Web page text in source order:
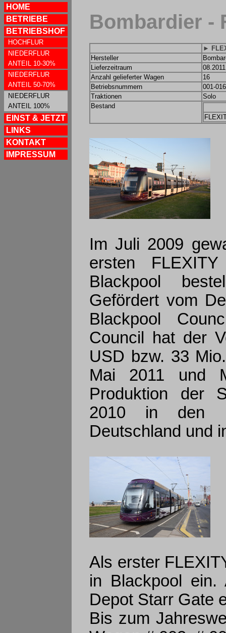
HOME
BETRIEBE
BETRIEBSHOF
HOCHFLUR
NIEDERFLUR
ANTEIL 10-30%
NIEDERFLUR
ANTEIL 50-70%
NIEDERFLUR
ANTEIL 100%
EINST & JETZT
LINKS
KONTAKT
IMPRESSUM
Bombardier -
►
Hersteller
Lieferzeitraum
Anzahl gelieferter Wagen
16
Betriebsnummern
001-016
Traktionen
Solo
Bestand
Im Juli 2009
ersten
Blackpool
Gefördert vom
Blackpool
Council hat der
USD bzw. 33
Mai 2011 und
Produktion der
2010 in den
Deutschland und
Als erster
in Blackpool ein.
Depot Starr Gate
Bis zum